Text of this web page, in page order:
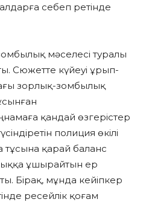
себеп ретінде
мәселесі туралы
Сюжетте күйеуі ұрып-
зорлық-зомбылық
қандай өзгерістер
полиция өкілі
қарай баланс
ұшырайтын ер
Бірақ, мұнда кейіпкер
ресейлік қоғам